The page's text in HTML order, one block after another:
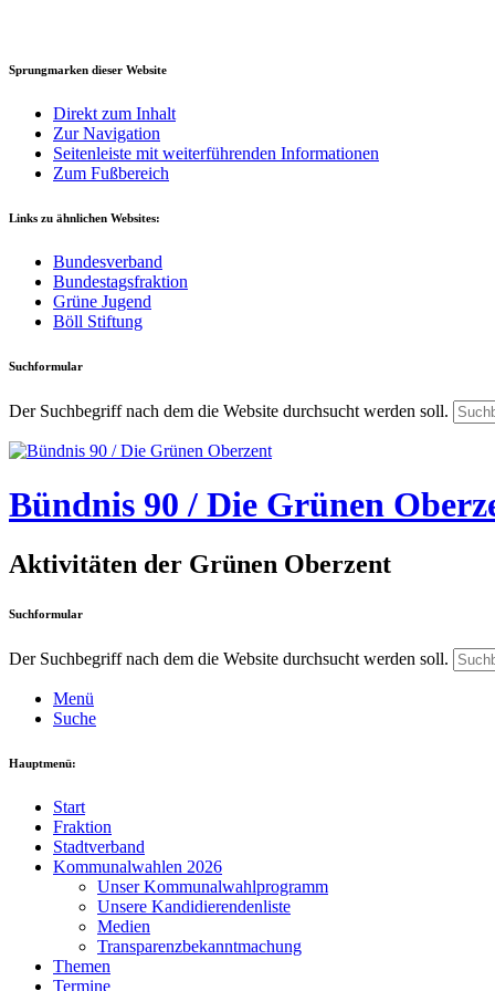
Sprungmarken dieser Website
Direkt zum Inhalt
Zur Navigation
Seitenleiste mit weiterführenden Informationen
Zum Fußbereich
Links zu ähnlichen Websites:
Bundesverband
Bundestagsfraktion
Grüne Jugend
Böll Stiftung
Suchformular
Der Suchbegriff nach dem die Website durchsucht werden soll.
Bündnis 90 / Die Grünen
Aktivitäten der Grünen Oberzent
Suchformular
Der Suchbegriff nach dem die Website durchsucht werden soll.
Menü
Suche
Hauptmenü:
Start
Fraktion
Stadtverband
Kommunalwahlen 2026
Unser Kommunalwahlprogramm
Unsere Kandidierendenliste
Medien
Transparenzbekanntmachung
Themen
Termine